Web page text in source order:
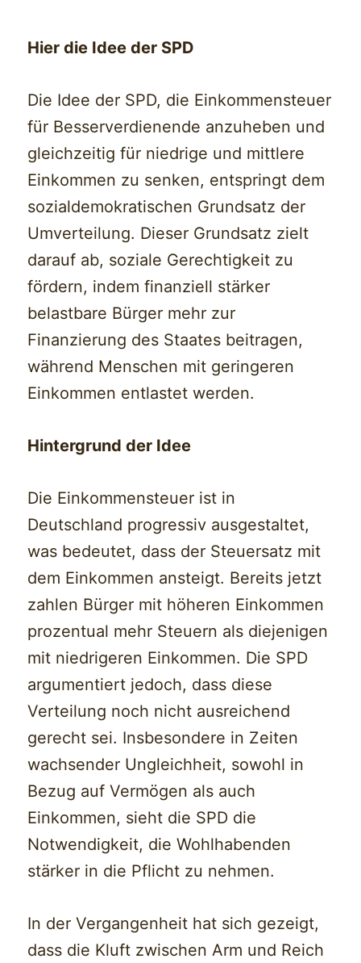
Hier die Idee der SPD
Die Idee der SPD, die Einkommensteuer
für Besserverdienende anzuheben und
gleichzeitig für niedrige und mittlere
Einkommen zu senken, entspringt dem
sozialdemokratischen Grundsatz der
Umverteilung. Dieser Grundsatz zielt
darauf ab, soziale Gerechtigkeit zu
fördern, indem finanziell stärker
belastbare Bürger mehr zur
Finanzierung des Staates beitragen,
während Menschen mit geringeren
Einkommen entlastet werden.
Hintergrund der Idee
Die Einkommensteuer ist in
Deutschland progressiv ausgestaltet,
was bedeutet, dass der Steuersatz mit
dem Einkommen ansteigt. Bereits jetzt
zahlen Bürger mit höheren Einkommen
prozentual mehr Steuern als diejenigen
mit niedrigeren Einkommen. Die SPD
argumentiert jedoch, dass diese
Verteilung noch nicht ausreichend
gerecht sei. Insbesondere in Zeiten
wachsender Ungleichheit, sowohl in
Bezug auf Vermögen als auch
Einkommen, sieht die SPD die
Notwendigkeit, die Wohlhabenden
stärker in die Pflicht zu nehmen.
In der Vergangenheit hat sich gezeigt,
dass die Kluft zwischen Arm und Reich